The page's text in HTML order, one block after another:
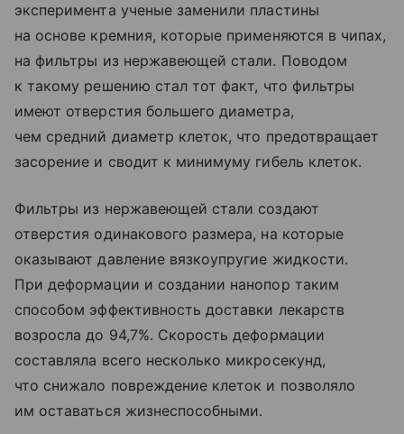
эксперимента ученые заменили пластины
на основе кремния, которые применяются в чипах,
на фильтры из нержавеющей стали. Поводом
к такому решению стал тот факт, что фильтры
имеют отверстия большего диаметра,
чем средний диаметр клеток, что предотвращает
засорение и сводит к минимуму гибель клеток.
Фильтры из нержавеющей стали создают
отверстия одинакового размера, на которые
оказывают давление вязкоупругие жидкости.
При деформации и создании нанопор таким
способом эффективность доставки лекарств
возросла до 94,7%. Скорость деформации
составляла всего несколько микросекунд,
что снижало повреждение клеток и позволяло
им оставаться жизнеспособными.